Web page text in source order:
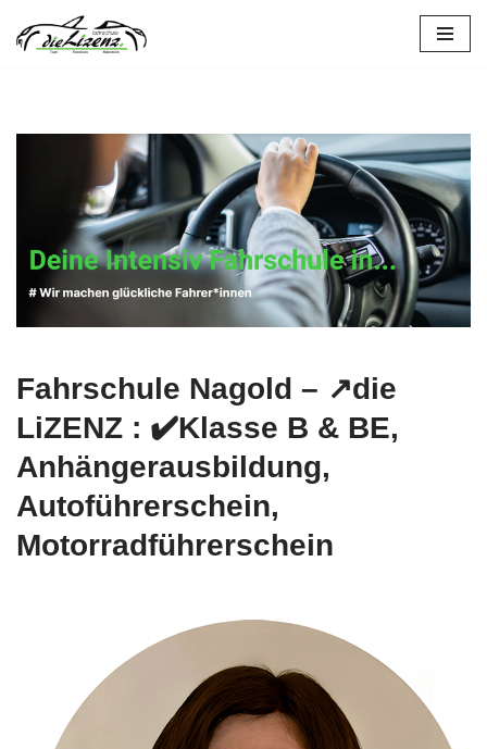
Fahrschule Nagold – ↗️die
LiZENZ : ✔️Klasse B & BE,
Anhängerausbildung,
Autoführerschein,
Motorradführerschein